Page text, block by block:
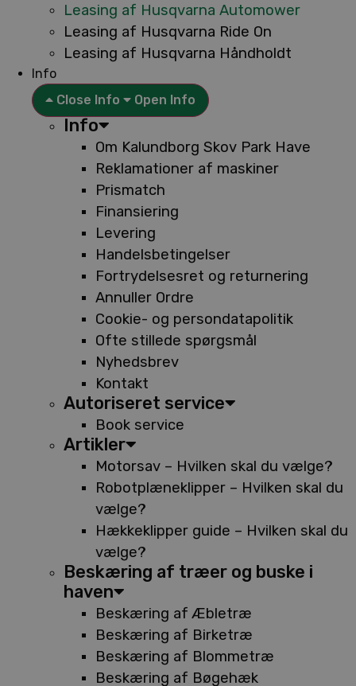
Leasing af Husqvarna Automower
Leasing af Husqvarna Ride On
Leasing af Husqvarna Håndholdt
Info
Close Info
Open Info
Info
Om Kalundborg Skov Park Have
Reklamationer af maskiner
Prismatch
Finansiering
Levering
Handelsbetingelser
Fortrydelsesret og returnering
Annuller Ordre
Cookie- og persondatapolitik
Ofte stillede spørgsmål
Nyhedsbrev
Kontakt
Autoriseret service
Book service
Artikler
Motorsav – Hvilken skal du vælge?
Robotplæneklipper – Hvilken skal du
vælge?
Hækkeklipper guide – Hvilken skal du
vælge?
Beskæring af træer og buske i
haven
Beskæring af Æbletræ
Beskæring af Birketræ
Beskæring af Blommetræ
Beskæring af Bøgehæk